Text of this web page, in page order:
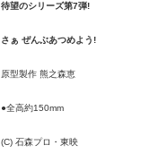
待望のシリーズ第7弾!
さぁ ぜんぶあつめよう!
原型製作 熊之森恵
●全高約150mm
(C) 石森プロ・東映